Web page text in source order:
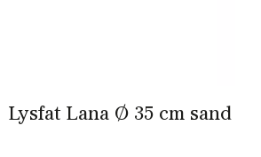
Lysfat Lana Ø 35 cm sand